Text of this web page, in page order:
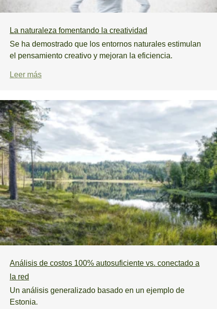
La naturaleza fomentando la creatividad
Se ha demostrado que los entornos naturales estimulan
el pensamiento creativo y mejoran la eficiencia.
Leer más
Análisis de costos 100% autosuficiente vs. conectado a
la red
Un análisis generalizado basado en un ejemplo de
Estonia.